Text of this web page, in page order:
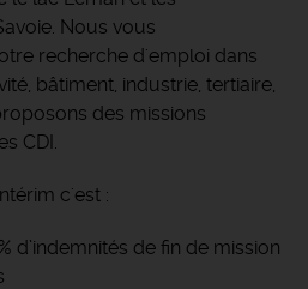
Nous vous
recherche d'emploi dans
bâtiment, industrie, tertiaire,
des missions
CDI.
c'est :
d’indemnités de fin de mission